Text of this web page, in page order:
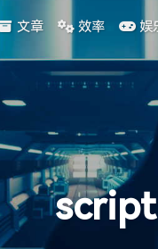
文章 效率 娱
script